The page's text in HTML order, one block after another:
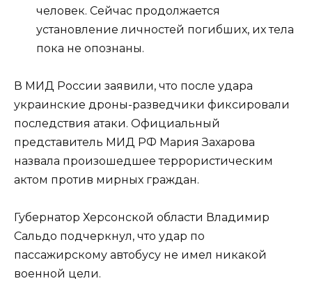
человек. Сейчас продолжается
установление личностей погибших, их тела
пока не опознаны.
В МИД России заявили, что после удара
украинские дроны-разведчики фиксировали
последствия атаки. Официальный
представитель МИД РФ Мария Захарова
назвала произошедшее террористическим
актом против мирных граждан.
Губернатор Херсонской области Владимир
Сальдо подчеркнул, что удар по
пассажирскому автобусу не имел никакой
военной цели.